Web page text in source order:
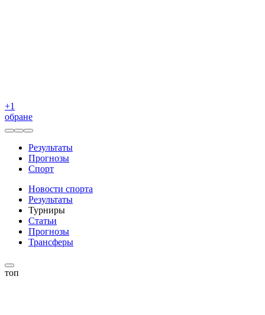
+1
обране
Результаты
Прогнозы
Спорт
Новости спорта
Результаты
Турниры
Статьи
Прогнозы
Трансферы
топ